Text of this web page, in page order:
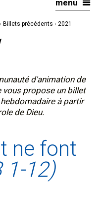
menu
› Billets précédents › 2021
d'animation de
vous propose un billet
à partir
de Dieu.
ne font
1-12)